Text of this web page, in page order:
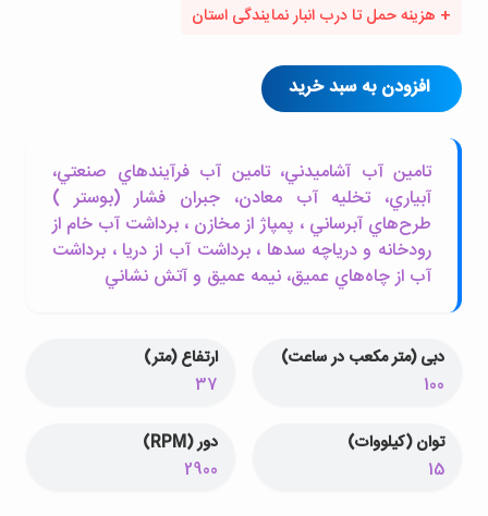
+ هزینه حمل تا درب انبار نمایندگی استان
افزودن به سبد خرید
تامين آب آشاميدني، تامين آب فرآيندهاي صنعتي،
آبياري، تخليه آب معادن، جبران فشار (بوستر )
طرح‌هاي آبرساني ، پمپاژ از مخازن ، برداشت آب خام از
رودخانه و درياچه سدها ، برداشت آب از دريا ، برداشت
آب از چاه‌هاي عميق، نيمه عميق و آتش نشاني
دبی (متر مکعب در ساعت)
100
ارتفاع (متر)
37
توان (کیلووات)
15
دور (RPM)
2900